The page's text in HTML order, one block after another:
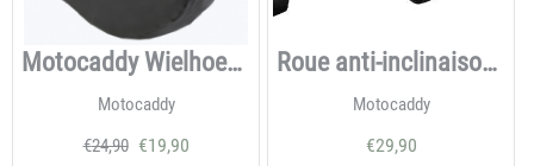
Motocaddy Wielhoezen
Motocaddy
€24,90 €19,90
Roue anti-inclinaison Motocaddy.
Motocaddy
€29,90